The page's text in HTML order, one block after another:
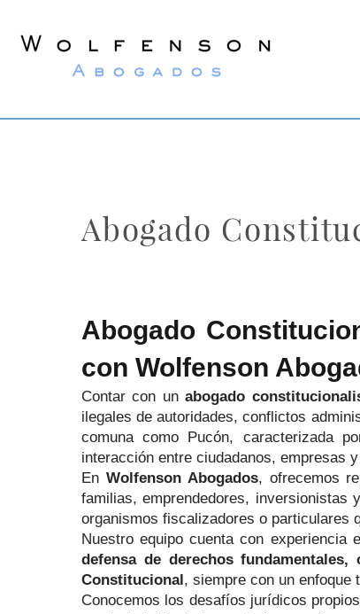
Abogado
Abogado
con Wolfenson
Contar con unabogado
ilegales de autoridades, conflictos
comuna como Pucón, caracterizada
interacción entre ciudadanos, empresas
En Wolfenson Abogados, ofrecemos
familias, emprendedores, inversionistas
organismos fiscalizadores o particulares
Nuestro equipo cuenta con experiencia
defensa de derechos
Constitucional, siempre con un enfoque
Conocemos los desafíos jurídicos
Wolfenson